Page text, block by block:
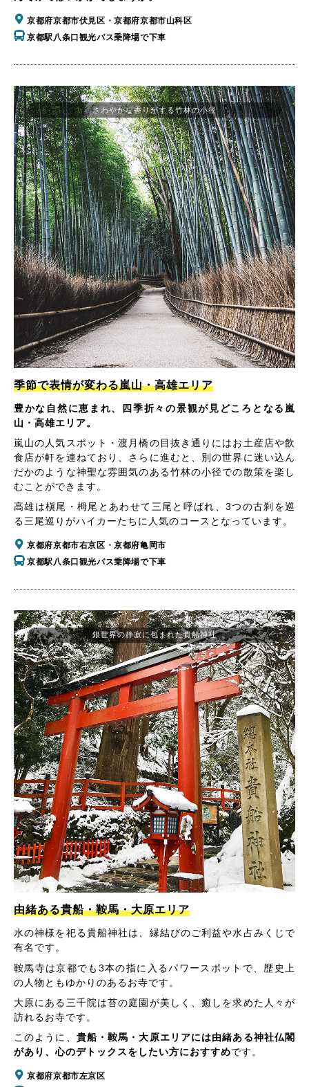
京都府京都市伏見区・京都府京都市山科区
京都駅八条口観光バス乗降場で下車
さわやかな香りがする竹林の小径
季節で表情が変わる嵐山・高雄エリア
豊かな自然に恵まれ、四季折々の景観が見どころとなる嵐
山・高雄エリア。
嵐山の人気スポット・渡月橋の目抜き通りにはお土産店や飲
食店が軒を連ねており、さらに進むと、別の世界に迷い込ん
だかのような神聖な雰囲気のある竹林の小径での散策を楽し
むことができます。
高雄は槇尾・栂尾とあわせて三尾と呼ばれ、3つの古刹を巡
る三尾巡りがハイカーたちに人気のコースとなっています。
京都府京都市右京区・京都府亀岡市
京都駅八条口観光バス乗降場で下車
由緒ある貴船・鞍馬・大原エリア
水の神様を祀る貴船神社は、縁結びのご利益や水占みくじで
有名です。
鞍馬寺は京都でも3本の指に入るパワースポットで、歴史上
の人物ともゆかりのあるお寺です。
大原にある三千院は苔の庭園が美しく、癒しを求めた人々が
訪れるお寺です。
このように、 貴船・鞍馬・大原エリアには由緒ある神社仏閣
があり、心のデトックスをしたい方におすすめです。
京都府京都市左京区
銀世界の静寂に包まれた貴船神社